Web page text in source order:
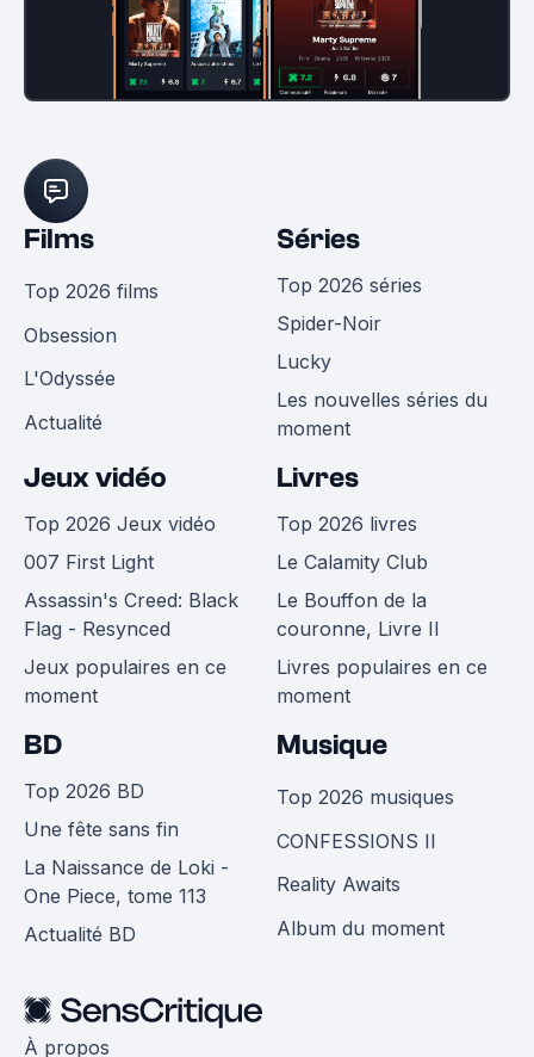
Films
Top 2026 films
Obsession
L'Odyssée
Actualité
Séries
Top 2026 séries
Spider-Noir
Lucky
Les nouvelles séries du
moment
Jeux vidéo
Top 2026 Jeux vidéo
007 First Light
Assassin's Creed: Black
Flag - Resynced
Jeux populaires en ce
moment
Livres
Top 2026 livres
Le Calamity Club
Le Bouffon de la
couronne, Livre II
Livres populaires en ce
moment
BD
Top 2026 BD
Une fête sans fin
La Naissance de Loki -
One Piece, tome 113
Actualité BD
Musique
Top 2026 musiques
CONFESSIONS II
Reality Awaits
Album du moment
À propos